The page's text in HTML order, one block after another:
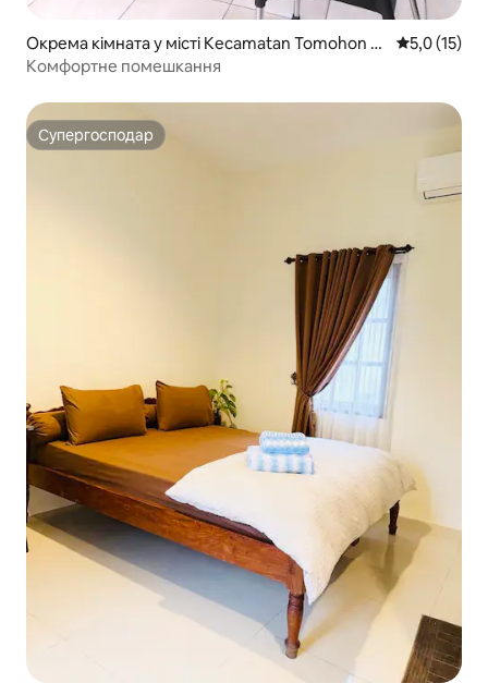
Окрема кімната у місті Kecamatan Tomohon U
tara
Середня
5,0 (15)
Комфортне помешкання
Супергосподар
Супергосподар